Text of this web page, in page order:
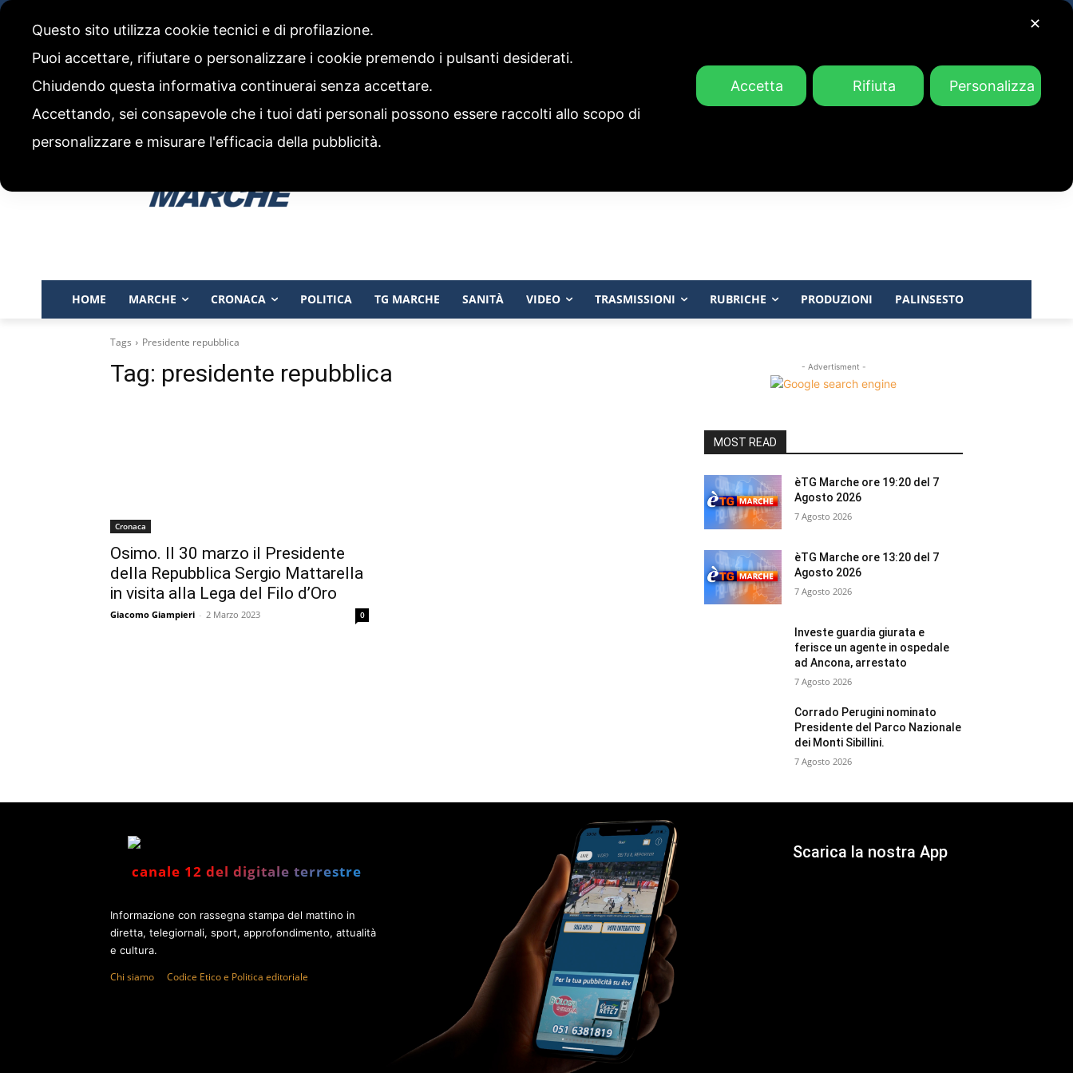
CODICE ETICO E POLITICA EDITORIALE
HOME MARCHE CRONACA POLITICA TG MARCHE SANITÀ VIDEO TRASMISSIONI RUBRICHE PRODUZIONI PALINSESTO
Tags Presidente repubblica
Tag: presidente repubblica
Cronaca
Osimo. Il 30 marzo il Presidente
della Repubblica Sergio Mattarella
in visita alla Lega del Filo d’Oro
Giacomo Giampieri - 2 Marzo 2023 0
- Advertisment -
MOST READ
èTG Marche ore 19:20 del 7
Agosto 2026
7 Agosto 2026
èTG Marche ore 13:20 del 7
Agosto 2026
7 Agosto 2026
Investe guardia giurata e
ferisce un agente in ospedale
ad Ancona, arrestato
7 Agosto 2026
Corrado Perugini nominato
Presidente del Parco Nazionale
dei Monti Sibillini.
7 Agosto 2026
canale 12 del digitale terrestre
Informazione con rassegna stampa del mattino in
diretta, telegiornali, sport, approfondimento, attualità
e cultura.
Chi siamo Codice Etico e Politica editoriale
Scarica la nostra App
✕
Questo sito utilizza cookie tecnici e di profilazione.
Puoi accettare, rifiutare o personalizzare i cookie premendo i pulsanti desiderati.
Chiudendo questa informativa continuerai senza accettare.
Accettando, sei consapevole che i tuoi dati personali possono essere raccolti allo scopo di
personalizzare e misurare l'efficacia della pubblicità.
Accetta Rifiuta Personalizza